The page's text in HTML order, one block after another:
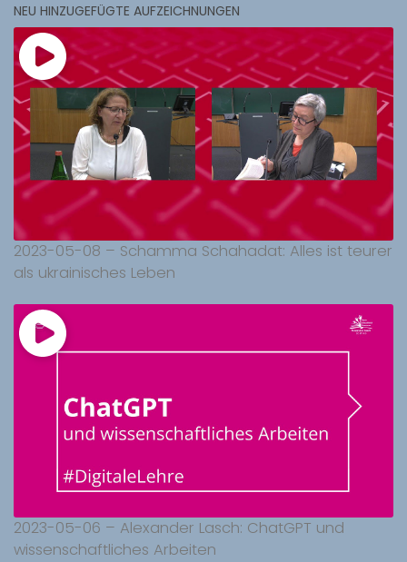
NEU HINZUGEFÜGTE AUFZEICHNUNGEN
2023-05-08 – Schamma Schahadat: Alles ist teurer
als ukrainisches Leben
2023-05-06 – Alexander Lasch: ChatGPT und
wissenschaftliches Arbeiten